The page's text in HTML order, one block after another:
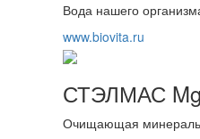
Вода нашего
www.biovita.ru
СТЭЛМАС Mg
Очищающая